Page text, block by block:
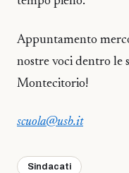
Appuntamento
nostre voci dentro le
Montecitorio!
scuola@usb.it
Sindacati